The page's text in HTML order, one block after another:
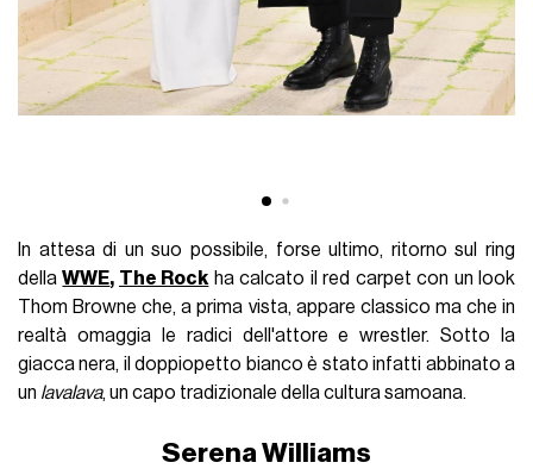
In attesa di un suo possibile, forse ultimo, ritorno sul ring
dellaWWE, The Rockha calcato il red carpet con un look
Thom Browne che, a prima vista, appare classico ma che in
realtà omaggia le radici dell'attore e wrestler. Sotto la
giacca nera, il doppiopetto bianco è stato infatti abbinato a
un lavalava, un capo tradizionale della cultura samoana.
Serena Williams